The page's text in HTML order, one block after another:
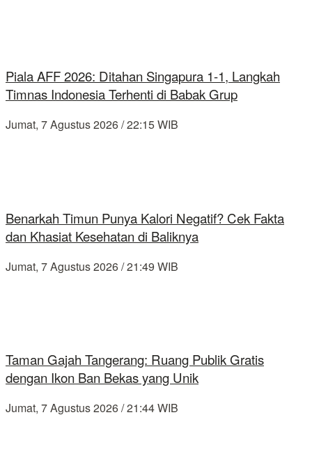
Piala AFF 2026: Ditahan Singapura 1-1, Langkah
Timnas Indonesia Terhenti di Babak Grup
Jumat, 7 Agustus 2026 / 22:15 WIB
Benarkah Timun Punya Kalori Negatif? Cek Fakta
dan Khasiat Kesehatan di Baliknya
Jumat, 7 Agustus 2026 / 21:49 WIB
Taman Gajah Tangerang: Ruang Publik Gratis
dengan Ikon Ban Bekas yang Unik
Jumat, 7 Agustus 2026 / 21:44 WIB